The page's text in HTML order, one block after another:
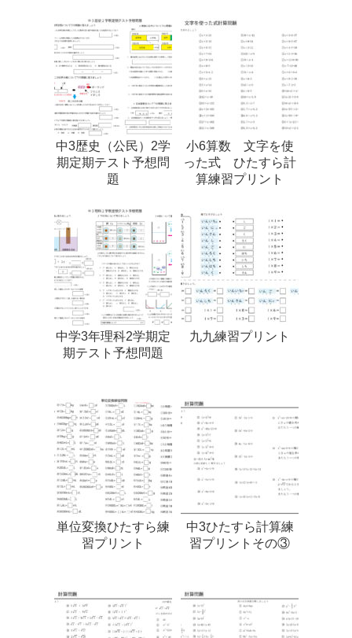
中3歴史（公民）2学
期定期テスト予想問
題
小6算数 文字を使
った式 ひたすら計
算練習プリント
中学3年理科2学期定
期テスト予想問題
九九練習プリント
単位変換ひたすら練
習プリント
中3ひたすら計算練
習プリントその③